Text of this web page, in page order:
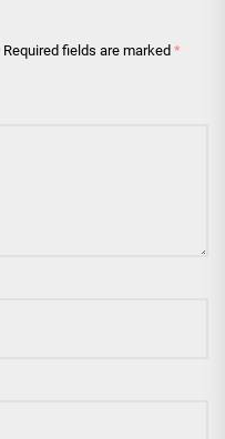
Required fields are marked *